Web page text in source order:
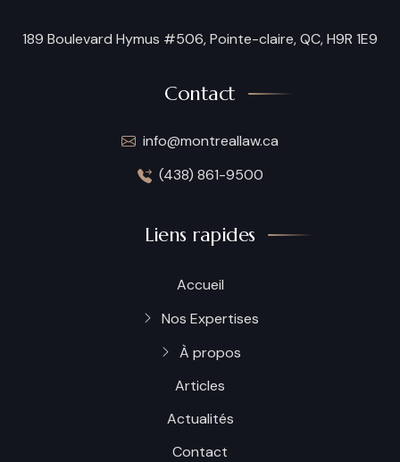
189 Boulevard Hymus #506, Pointe-claire, QC, H9R 1E9
Contact
info@montreallaw.ca
(438) 861-9500
Liens rapides
Accueil
Nos Expertises
À propos
Articles
Actualités
Contact